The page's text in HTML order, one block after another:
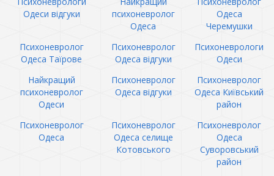
Одеси відгуки
психоневролог
Одеса
Одеса
Черемушки
Психоневролог
Одеса Таїрове
Психоневролог
Одеса відгуки
Психоневрологи
Одеси
Найкращий
психоневролог
Одеси
Психоневролог
Одеса відгуки
Психоневролог
Одеса Київський
район
Психоневролог
Одеса
Психоневролог
Одеса селище
Котовського
Психоневролог
Одеса
Суворовський
район